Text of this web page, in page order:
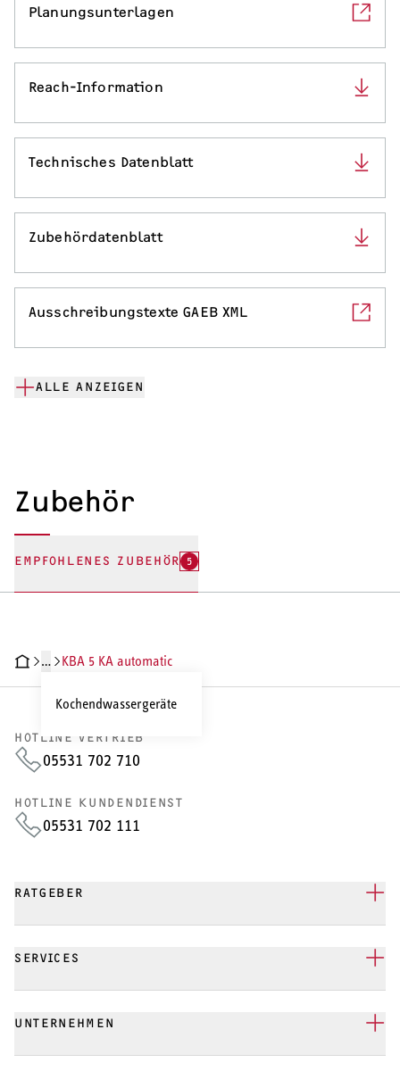
Planungsunterlagen
Reach-Information
Technisches Datenblatt
Zubehördatenblatt
Ausschreibungstexte GAEB XML
ALLE ANZEIGEN
Zubehör
EMPFOHLENES ZUBEHÖR 5
DATENDOKUMENTE
…
Kochendwassergeräte
KBA 5 KA automatic
HOTLINE VERTRIEB
05531 702 710
HOTLINE KUNDENDIENST
05531 702 111
RATGEBER
SERVICES
UNTERNEHMEN